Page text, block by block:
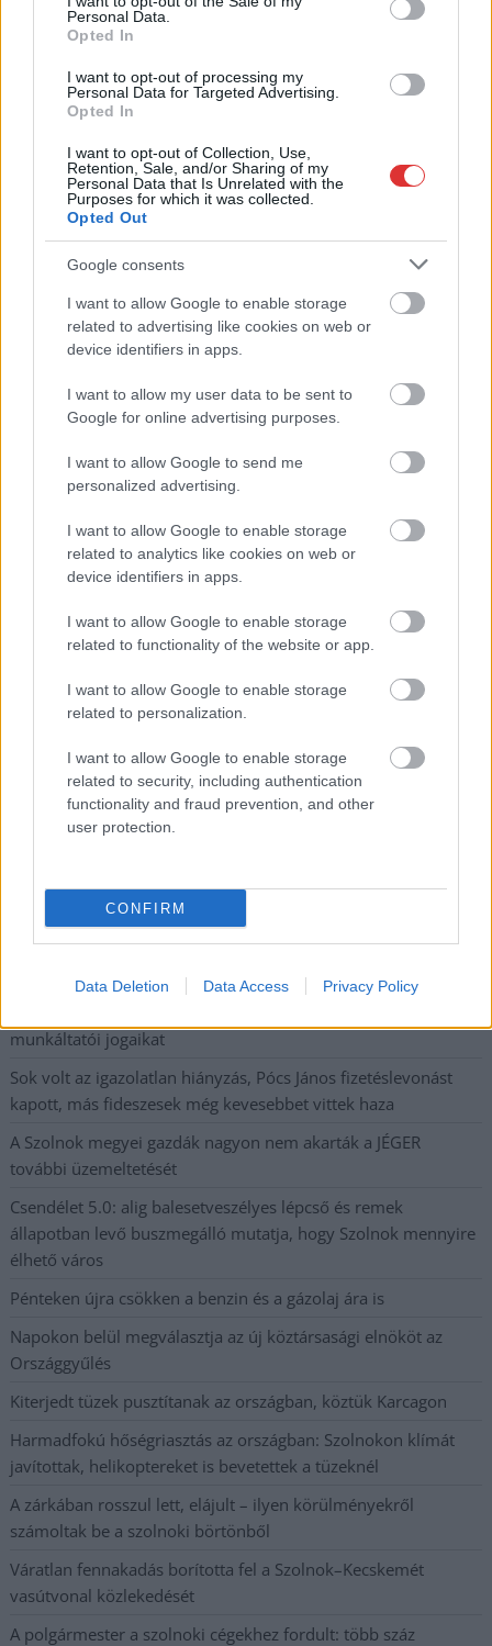
Personal Data.
Opted In
I want to opt-out of processing my
Personal Data for Targeted Advertising.
Opted In
I want to opt-out of Collection, Use,
Retention, Sale, and/or Sharing of my
Personal Data that Is Unrelated with the
Purposes for which it was collected.
Opted Out
Google consents
I want to allow Google to enable storage
related to advertising like cookies on web or
device identifiers in apps.
I want to allow my user data to be sent to
Google for online advertising purposes.
I want to allow Google to send me
personalized advertising.
I want to allow Google to enable storage
related to analytics like cookies on web or
device identifiers in apps.
I want to allow Google to enable storage
related to functionality of the website or app.
I want to allow Google to enable storage
related to personalization.
I want to allow Google to enable storage
related to security, including authentication
functionality and fraud prevention, and other
user protection.
CONFIRM
Data Deletion Data Access Privacy Policy
Minden idők egyik legnépesebb magyar keretével
képviselteti magát a hazai atlétika a jövő héten
megrendezendő U20-as...
Hírlevél feliratkozás
Adja meg keresztnevét:
meg e-mail címét:
Megismertem és elfogadom a GDPR-szabályzat
legfrissebb információkkal és exkluzív tartalmakkal hétről hétre
postaládájába érkezik!
Egy telefonhívást akart, végül rendőrök vitték el a mezőtúri
férfit
A Tisza kormány minisztere újabb nagy változásokról döntött
munkáltatói jogaikat
Sok volt az igazolatlan hiányzás, Pócs János fizetéslevonást
kapott, más fideszesek még kevesebbet vittek haza
A Szolnok megyei gazdák nagyon nem akarták a JÉGER
további üzemeltetését
Csendélet 5.0: alig balesetveszélyes lépcső és remek
állapotban levő buszmegálló mutatja, hogy Szolnok mennyire
élhető város
Pénteken újra csökken a benzin és a gázolaj ára is
Napokon belül megválasztja az új köztársasági elnököt az
Országgyűlés
Kiterjedt tüzek pusztítanak az országban, köztük Karcagon
Harmadfokú hőségriasztás az országban: Szolnokon klímát
javítottak, helikoptereket is bevetettek a tüzeknél
A zárkában rosszul lett, elájult – ilyen körülményekről
számoltak be a szolnoki börtönből
Váratlan fennakadás borította fel a Szolnok–Kecskemét
vasútvonal közlekedését
A polgármester a szolnoki cégekhez fordult: több száz